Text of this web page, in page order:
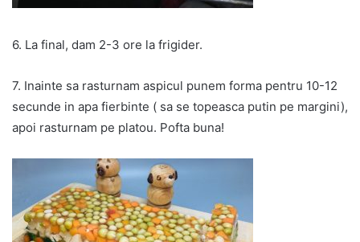
6. La final, dam 2-3 ore la frigider.
7. Inainte sa rasturnam aspicul punem forma pentru 10-12
secunde in apa fierbinte ( sa se topeasca putin pe margini),
apoi rasturnam pe platou. Pofta buna!